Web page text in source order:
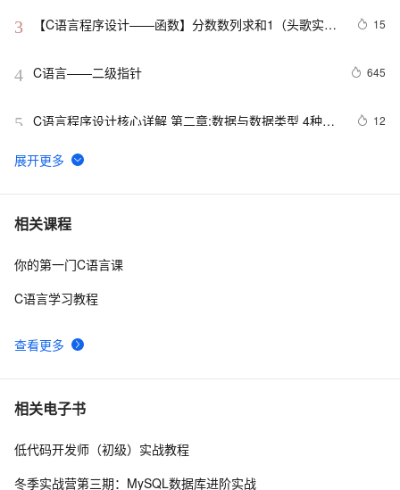
3
【C语言程序设计——函数】分数数列求和1（头歌实践
15
4 C语言——二级指针 645
5 C语言程序设计核心详解 第二章:数据与数据类型 4种常
12
6
C与C++《精通Unix下C语言与项目实践》读书笔记
7 C语言杂谈——静态函数
8 探究C语言中的前++和后++
相关课程
查看更多
你的第一门C语言课
C语言学习教程
相关电子书
低代码开发师（初级）实战教程
冬季实战营第三期：MySQL数据库进阶实战